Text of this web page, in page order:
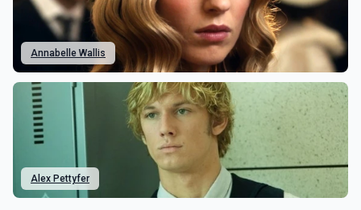
Annabelle Wallis
Alex Pettyfer